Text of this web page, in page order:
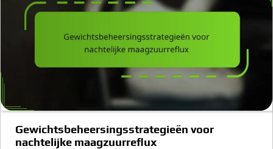
Gewichtsbeheersingsstrategieën voor
nachtelijke maagzuurreflux